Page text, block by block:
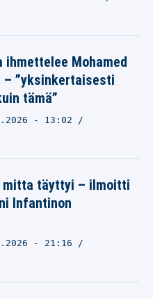
ihmettelee Mohamed
– ”yksinkertaisesti
tämä”
- 13:02
mitta täyttyi – ilmoitti
Infantinon
- 21:16